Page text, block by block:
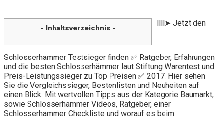
- Inhaltsverzeichnis -
llll➤ Jetzt den
Schlosserhammer Testsieger finden ✅ Ratgeber, Erfahrungen
und die besten Schlosserhämmer laut Stiftung Warentest und
Preis-Leistungssieger zu Top Preisen ✅ 2017. Hier sehen
Sie die Vergleichssieger, Bestenlisten und Neuheiten auf
einen Blick. Mit wertvollen Tipps aus der Kategorie Baumarkt,
sowie Schlosserhammer Videos, Ratgeber, einer
Schlosserhammer Checkliste und worauf es beim